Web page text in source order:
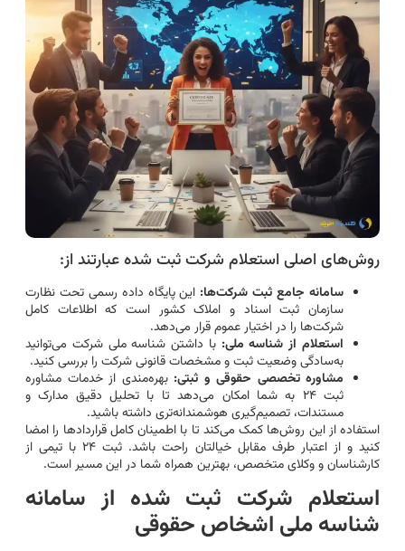
روش‌های اصلی استعلام شرکت ثبت شده عبارتند از:
سامانه جامع ثبت شرکت‌ها: این پایگاه داده رسمی تحت نظارت
سازمان ثبت اسناد و املاک کشور است که اطلاعات کامل
شرکت‌ها را در اختیار عموم قرار می‌دهد.
استعلام از شناسه ملی: با داشتن شناسه ملی شرکت می‌توانید
به‌سادگی وضعیت ثبت و مشخصات قانونی شرکت را بررسی کنید.
مشاوره تخصصی حقوقی و ثبتی: بهره‌مندی از خدمات مشاوره
ثبت ۲۴ به شما امکان می‌دهد تا با تحلیل دقیق مدارک و
مستندات، تصمیم‌گیری هوشمندانه‌تری داشته باشید.
استفاده از این روش‌ها کمک می‌کند تا با اطمینان کامل قراردادها را امضا
کنید و از اعتبار طرف مقابل خیالتان راحت باشد. ثبت ۲۴ با تیمی از
کارشناسان و وکلای متخصص، بهترین همراه شما در این مسیر است.
استعلام شرکت ثبت شده از سامانه
شناسه ملی اشخاص حقوقی